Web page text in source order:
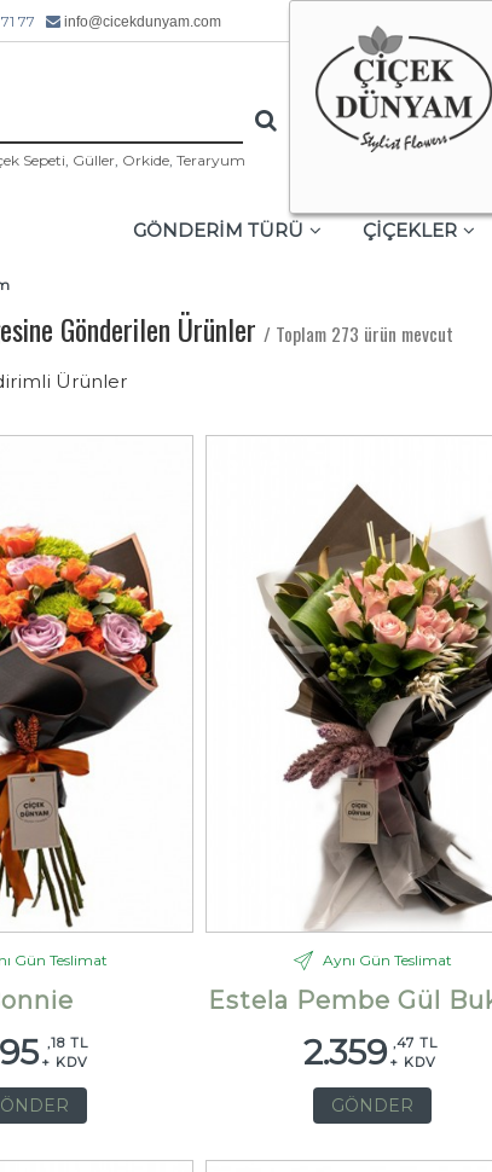
77 info@cicekdunyam.com
Sepeti, Güller, Orkide, Teraryum
GÖNDERİM TÜRÜ ÇİÇEKLER
Gönderilen Ürünler / Toplam 273 ürün mevcut
Ürünler
Gün Teslimat
,18 TL
+ KDV
Aynı Gün Teslimat
Estela Pembe Gül
2.359 ,47 TL
+ KDV
GÖNDER